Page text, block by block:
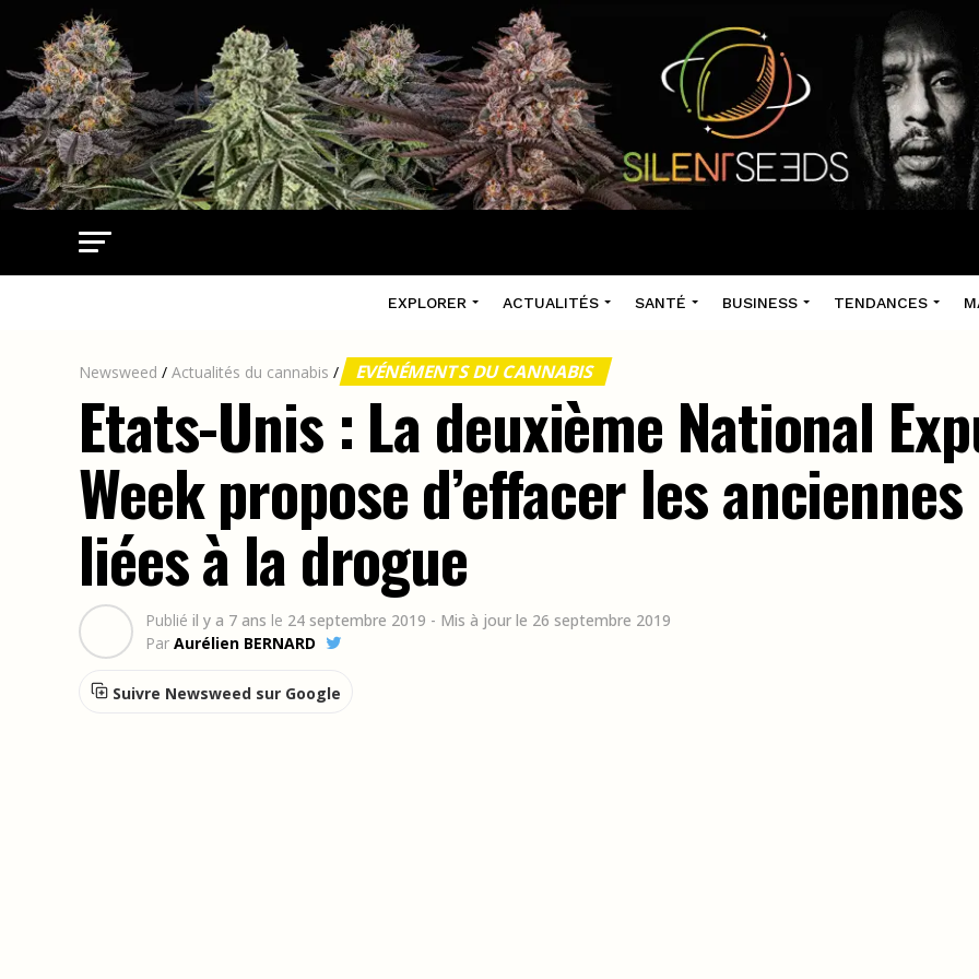
EXPLORER ACTUALITÉS SANTÉ BUSINESS TENDANCES
Newsweed / Actualités du cannabis / EVÉNÉMENTS DU CANNABIS
Etats-Unis : La deuxième National
Week propose d’effacer les
liées à la drogue
Publié il y a 7 ans le 24 septembre 2019 - Mis à jour le 26 septembre 2019
Par Aurélien BERNARD
Suivre Newsweed sur Google